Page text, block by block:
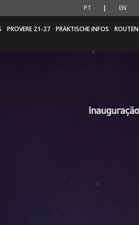
PT EN
PROVERE 21-27 PRAKTISCHE INFOS ROUTEN